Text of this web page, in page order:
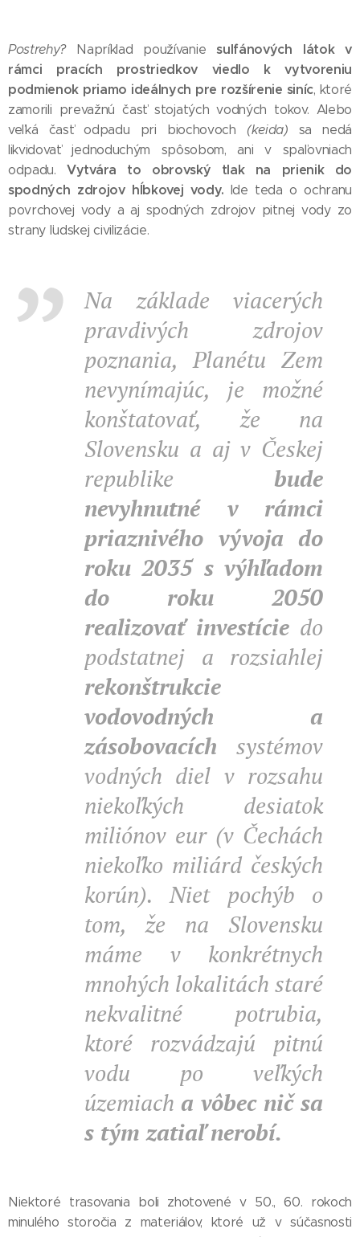
Postrehy?Napríklad používaniesulfánových látok v
rámci pracích prostriedkov viedlo k vytvoreniu
podmienok priamo ideálnych pre rozšírenie siníc, ktoré
zamorili prevažnú časť stojatých vodných tokov. Alebo
veľká časť odpadu pri biochovoch (keida) sa nedá
likvidovať jednoduchým spôsobom, ani v spaľovniach
odpadu.Vytvára to obrovský tlak na prienik do
spodných zdrojov hĺbkovej vody. Ide teda o ochranu
povrchovej vody a aj spodných zdrojov pitnej vody zo
strany ľudskej civilizácie.
Na základe viacerých
pravdivých zdrojov
poznania, Planétu Zem
nevynímajúc, je možné
konštatovať, že na
Slovensku a aj v Českej
republike bude
nevyhnutné v rámci
priaznivého vývoja do
roku 2035 s výhľadom
do roku 2050
realizovať investície do
podstatnej a rozsiahlej
rekonštrukcie
vodovodných a
zásobovacích systémov
vodných diel v rozsahu
niekoľkých desiatok
miliónov eur (v Čechách
niekoľko miliárd českých
korún). Niet pochýb o
tom, že na Slovensku
máme v konkrétnych
mnohých lokalitách staré
nekvalitné potrubia,
ktoré rozvádzajú pitnú
vodu po veľkých
územiach a vôbec nič sa
s tým zatiaľ nerobí.
Niektoré trasovania boli zhotovené v 50., 60. rokoch
minulého storočia z materiálov, ktoré už v súčasnosti